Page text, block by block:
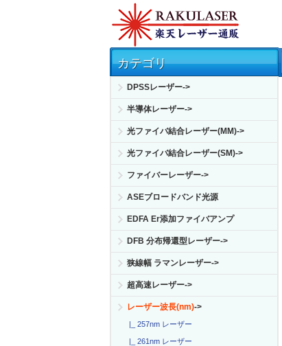
カテゴリ
DPSSレーザー->
半導体レーザー->
光ファイバ結合レーザー(MM)->
光ファイバ結合レーザー(SM)->
ファイバーレーザー->
ASEブロードバンド光源
EDFA Er添加ファイバアンプ
DFB 分布帰還型レーザー->
狭線幅 ラマンレーザー->
超高速レーザー->
レーザー波長(nm)->
|_ 257nm レーザー
|_ 261nm レーザー